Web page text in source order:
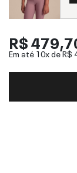
R$
Em até 10x deR$